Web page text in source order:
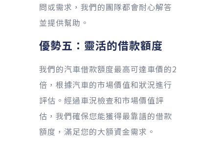
問或需求，我們的團隊都會耐心解答
並提供幫助。
優勢五：靈活的借款額度
我們的汽車借款額度最高可達車價的2
倍，根據汽車的市場價值和狀況進行
評估。經過車況檢查和市場價值評
估，我們確保您能獲得最靠譜的借款
額度，滿足您的大額資金需求。